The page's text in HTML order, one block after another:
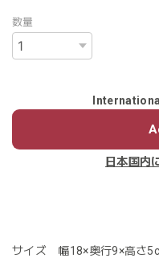
数量
日本国内
サイズ 幅18×奥行9×高さ